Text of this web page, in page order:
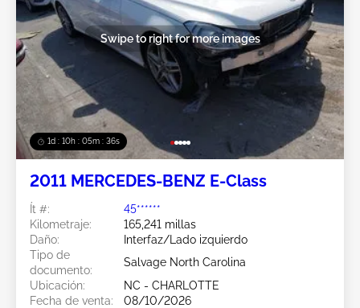
1d : 10h : 05m : 34s
Swipe to right for more images
2011 MERCEDES-BENZ E-Class
Ít #:
45******
Kilometraje:
165,241 millas
Daño:
Interfaz/Lado izquierdo
Tipo de
documento:
Salvage North Carolina
Ubicación:
NC - CHARLOTTE
Fecha de venta:
08/10/2026